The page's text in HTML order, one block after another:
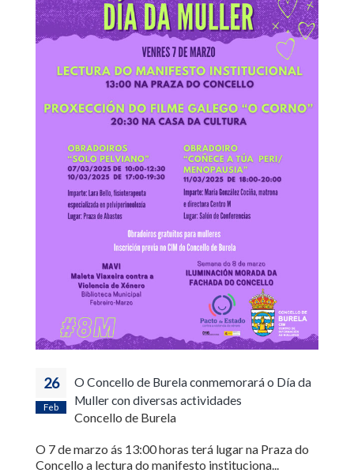
26
Feb
O Concello de Burela conmemorará o Día da
Muller con diversas actividades
Concello de Burela
O 7 de marzo ás 13:00 horas terá lugar na Praza do
Concello a lectura do manifesto instituciona...